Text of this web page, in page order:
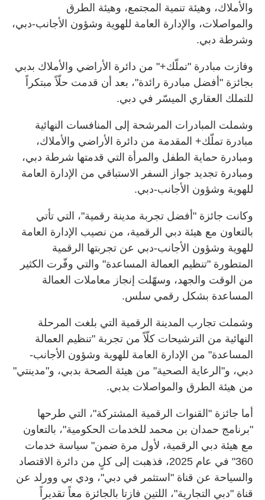
والأملاك، وهيئة تنمية المجتمع، وهيئة الطرق
والمواصلات، والإدارة العامة للهوية وشؤون الأجانب-دبي،
وشرطة دبي.
وفازت مبادرة "تملّك+" من دائرة الأراضي والأملاك بدبي
بجائزة "أفضل مبادرة رائدة"، بعد أن قدمت حلّاً مبتكراً
للتملك العقاري الميسّر في دبي.
وشملت المبادرات المرشحة إلى المنافسات النهائية
مبادرة تملّك+ المقدمة من دائرة الأراضي والأملاك،
ومبادرة حماية الطفل والمرأة التي قدمتها شرطة دبي،
ومبادرة تجديد جواز السفر الاستباقي من الإدارة العامة
للهوية وشؤون الأجانب-دبي.
وكانت جائزة "أفضل تجربة مدينة رقمية"، التي تأتي
بالتعاون مع هيئة دبي الرقمية، من نصيب الإدارة العامة
للهوية وشؤون الأجانب-دبي عن تجربتها الرقمية
المتطورة "تنظيم العمالة المساعدة" والتي وفّرت الكثير
من الوقت والجهد، وسهّلت إنجاز معاملات العمالة
المساعدة بشكل رقمي سلس.
وشملت تجارب المدينة الرقمية التي بلغت المرحلة
النهائية من الترشيحات كلّاً من تجربة "تنظيم العمالة
المساعدة" من الإدارة العامة للهوية وشؤون الأجانب-
دبي، و"الرعاية الصحية" من هيئة الصحة بدبي، و"مدينتي"
من هيئة الطرق والمواصلات بدبي.
أما جائزة "القنوات الرقمية المشتركة"، التي طرحها
"برنامج حمدان بن محمد للخدمات الحكومية"، بالتعاون
مع هيئة دبي الرقمية، لأول مرة ضمن" سياسة خدمات
360" في عام 2025، فذهبت إلى كلٍ من دائرة الاقتصاد
والسياحة عن قناة "استثمر في دبي"، ودي بي وورلد عن
قناة "دبي التجارية"، اللتين فازتا بالجائزة معاً تقديراً